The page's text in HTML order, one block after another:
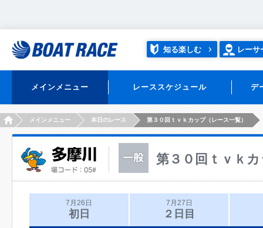
知る楽しむ レーサ
メインメニュー レーススケジュール デ
HOMEメインメニュー 本日のレース 第３０回ｔｖｋカップ（レース一覧）
第３０回ｔｖｋ
7月26日
初日
7月27日
２日目